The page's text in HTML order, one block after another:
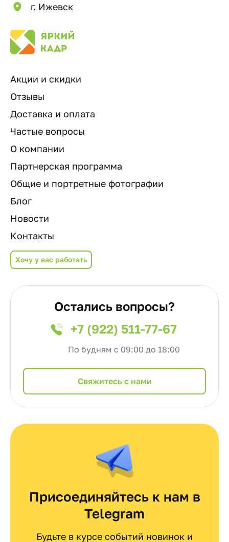
г. Ижевск
Акции и скидки
Отзывы
Доставка и оплата
Частые вопросы
О компании
Партнерская программа
Общие и портретные фотографии
Блог
Новости
Контакты
Хочу у вас работать
Остались вопросы?
+7 (922) 511-77-67
По будням с 09:00 до 18:00
Cвяжитесь с нами
Присоединяйтесь к нам в
Telegram
Будьте в курсе событий новинок и